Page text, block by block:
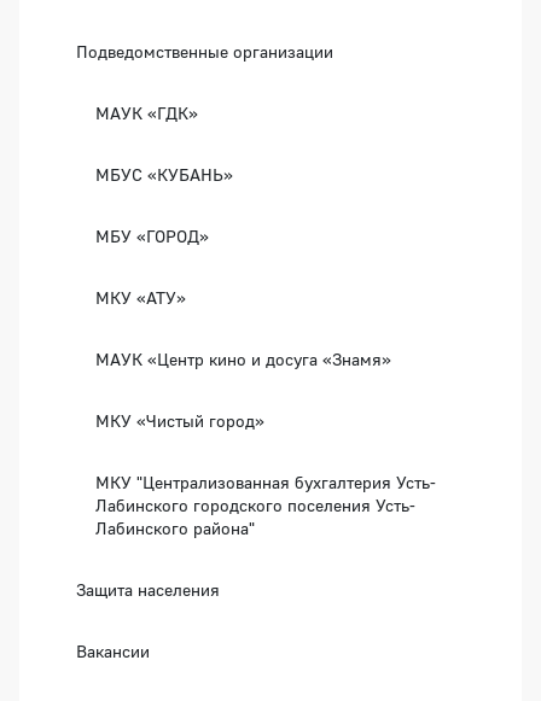
Подведомственные организации
МАУК «ГДК»
МБУС «КУБАНЬ»
МБУ «ГОРОД»
МКУ «АТУ»
МАУК «Центр кино и досуга «Знамя»
МКУ «Чистый город»
МКУ "Централизованная бухгалтерия Усть-
Лабинского городского поселения Усть-
Лабинского района"
Защита населения
Вакансии